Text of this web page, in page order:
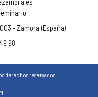
- Zamora (España)
98
derechos reservados.